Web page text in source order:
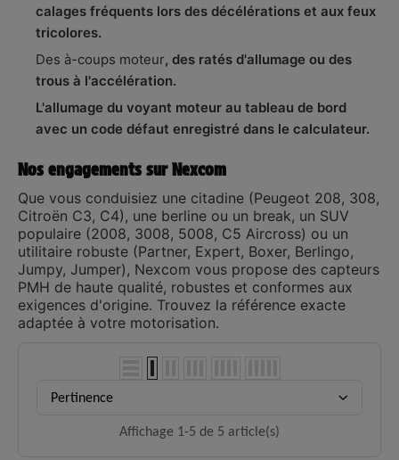
calages fréquents lors des décélérations et aux feux
tricolores.
Des à-coups moteur, des ratés d'allumage ou des
trous à l'accélération.
L'allumage du voyant moteur au tableau de bord
avec un code défaut enregistré dans le calculateur.
Nos engagements sur Nexcom
Que vous conduisiez une citadine (Peugeot 208, 308,
Citroën C3, C4), une berline ou un break, un SUV
populaire (2008, 3008, 5008, C5 Aircross) ou un
utilitaire robuste (Partner, Expert, Boxer, Berlingo,
Jumpy, Jumper), Nexcom vous propose des capteurs
PMH de haute qualité, robustes et conformes aux
exigences d'origine. Trouvez la référence exacte
adaptée à votre motorisation.
Pertinence
Affichage 1-5 de 5 article(s)